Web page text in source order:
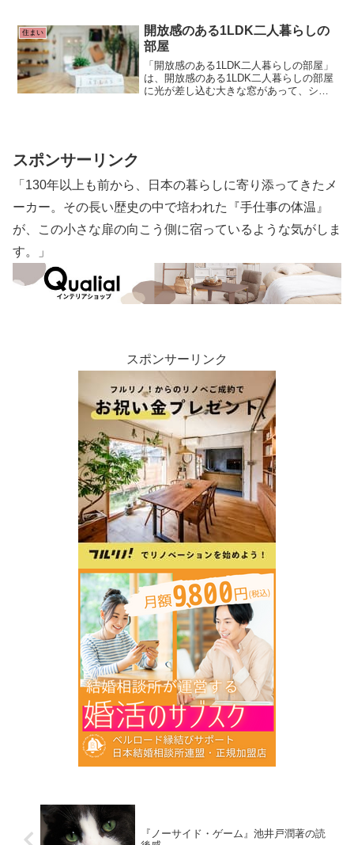
理のない関係を求めるのが一般的で
す。
住まい
開放感のある1LDK二人暮らしの
部屋
「開放感のある1LDK二人暮らしの部屋」
は、開放感のある1LDK二人暮らしの部屋
に光が差し込む大きな窓があって、シン
スポンサーリンク
「130年以上も前から、日本の暮らしに寄り添ってきたメ
ーカー。その長い歴史の中で培われた『手仕事の体温』
が、この小さな扉の向こう側に宿っているような気がしま
す。」
スポンサーリンク
『ノーサイド・ゲーム』池井戸潤著の読